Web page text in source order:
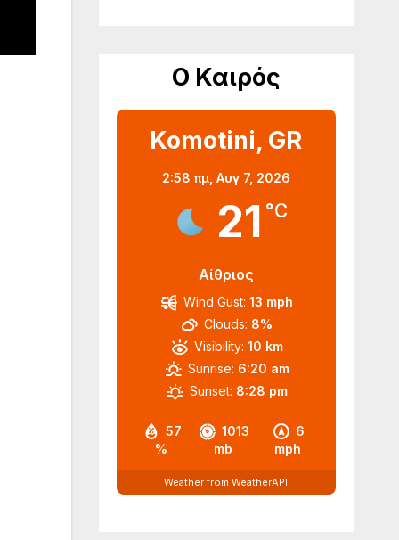
Ο Καιρός
Komotini, GR
2:58 πμ, Αυγ 7, 2026
21 °C
Αίθριος
57
%
1013
mb
6
mph
Wind Gust: 13 mph
Clouds: 8%
Visibility: 10 km
Sunrise: 6:20 am
Sunset: 8:28 pm
Weather from WeatherAPI